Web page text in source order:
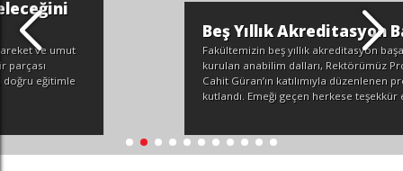
Beş Yıllık Akreditasyon Başarısı
Fakültemizin beş yıllık akreditasyon başarısı ve yeni
kurulan anabilim dalları, Rektörümüz Prof. Dr. Mehmet
Cahit Güran’ın katılımıyla düzenlenen programda
kutlandı. Emeği geçen herkese teşekkür ederiz.